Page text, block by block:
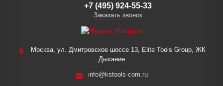
+7 (495) 924-55-33
Заказать звонок
Москва, ул. Дмитровское шоссе 13, Elite Tools Group, ЖК
Дыхание
info@kstools-com.ru